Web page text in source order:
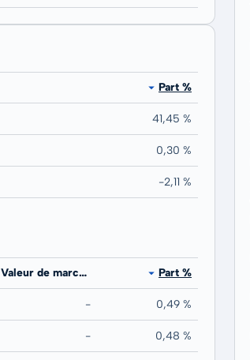
Part %
41,45 %
0,30 %
-2,11 %
Valeur de marché Part %
- 0,49 %
- 0,48 %